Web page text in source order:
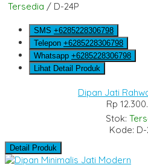
Tersedia / D-24P
SMS +6285228306798
Telepon +6285228306798
Whatsapp +6285228306798
Lihat Detail Produk
Dipan Jati
Rp
Stok:
Kode: D-
Detail Produk